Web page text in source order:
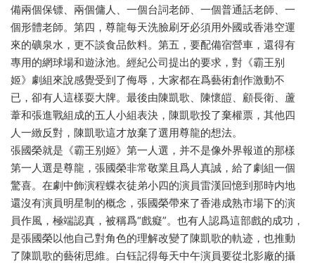
備兩個保镖、兩個傭人、一個台詞老師、一個普通話老師、一
個形體老師。第四，尊龍每天洗臉刷牙必須用外國或香港空運
來的礦泉水，更不談食品飲料。第五，要配備宿營車，還得有
專用的網球場和遊泳池。經紀公司提出的要求，對《霸王别
姬》劇組來說感覺受到了侮辱，大家都在爲藝術創作激動不
已，卻有人這樣耍大牌。最後由陳凱歌、陳懷皚、顧長衛、蘆
葦和張進戰組成的五人小組表決，陳凱歌投了棄權票，其他四
人一緻反對，陳凱歌這才放棄了選用尊龍的想法。
張國榮就是《霸王别姬》第一人選，并不是像外界報道的那樣
第一人選是尊龍，張國榮非常敬業且爲人真誠，給了劇組一個
驚喜。在劇中飾演程蝶衣徒弟小四的演員雷漢回憶到那時内地
還沒有演員明星制的概念，張國榮帶來了香港成熟市場下的演
員作風，極端認真，被稱爲“戲癡”。也有人認爲這部戲的成功，
是張國榮以他自己對角色的理解改變了陳凱歌的軌迹，也推動
了陳凱歌的藝術思維。白钰記得每天中午演員要從北影廠的攝